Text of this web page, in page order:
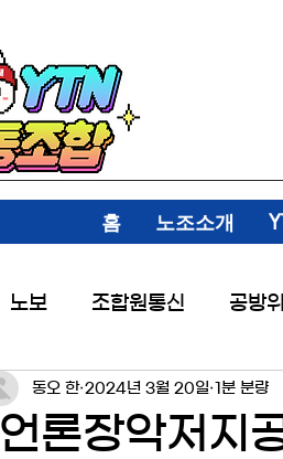
홈 노조소개
노보 조합원통신 공방위
[언론장악저지
동오 한 2024년 3월 20일 1분 분량